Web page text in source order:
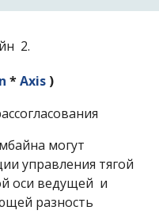
2.
*Axis )
могут
управления тягой
оси ведущей и
разность